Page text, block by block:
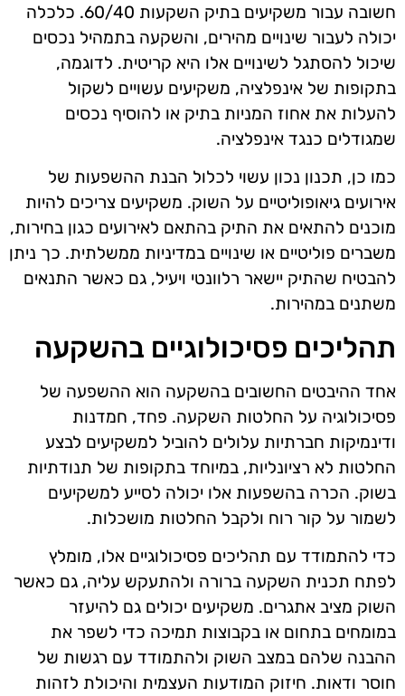
חשובה עבור משקיעים בתיק השקעות 60/40. כלכלה
יכולה לעבור שינויים מהירים, והשקעה בתמהיל נכסים
שיכול להסתגל לשינויים אלו היא קריטית. לדוגמה,
בתקופות של אינפלציה, משקיעים עשויים לשקול
להעלות את אחוז המניות בתיק או להוסיף נכסים
שמגודלים כנגד אינפלציה.
כמו כן, תכנון נכון עשוי לכלול הבנת ההשפעות של
אירועים גיאופוליטיים על השוק. משקיעים צריכים להיות
מוכנים להתאים את התיק בהתאם לאירועים כגון בחירות,
משברים פוליטיים או שינויים במדיניות ממשלתית. כך ניתן
להבטיח שהתיק יישאר רלוונטי ויעיל, גם כאשר התנאים
משתנים במהירות.
תהליכים פסיכולוגיים בהשקעה
אחד ההיבטים החשובים בהשקעה הוא ההשפעה של
פסיכולוגיה על החלטות השקעה. פחד, חמדנות
ודינמיקות חברתיות עלולים להוביל למשקיעים לבצע
החלטות לא רציונליות, במיוחד בתקופות של תנודתיות
בשוק. הכרה בהשפעות אלו יכולה לסייע למשקיעים
לשמור על קור רוח ולקבל החלטות מושכלות.
כדי להתמודד עם תהליכים פסיכולוגיים אלו, מומלץ
לפתח תכנית השקעה ברורה ולהתעקש עליה, גם כאשר
השוק מציב אתגרים. משקיעים יכולים גם להיעזר
במומחים בתחום או בקבוצות תמיכה כדי לשפר את
ההבנה שלהם במצב השוק ולהתמודד עם רגשות של
חוסר ודאות. חיזוק המודעות העצמית והיכולת לזהות